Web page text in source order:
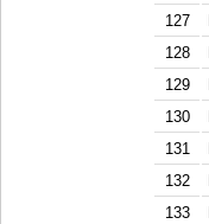
127
128
129
130
131
132
133